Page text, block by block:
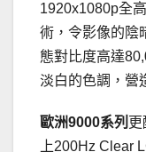
1920x1080p全
術，令影像的陰
態對比度高達
淡白的色調，營
歐洲9000系列
上200Hz Clear